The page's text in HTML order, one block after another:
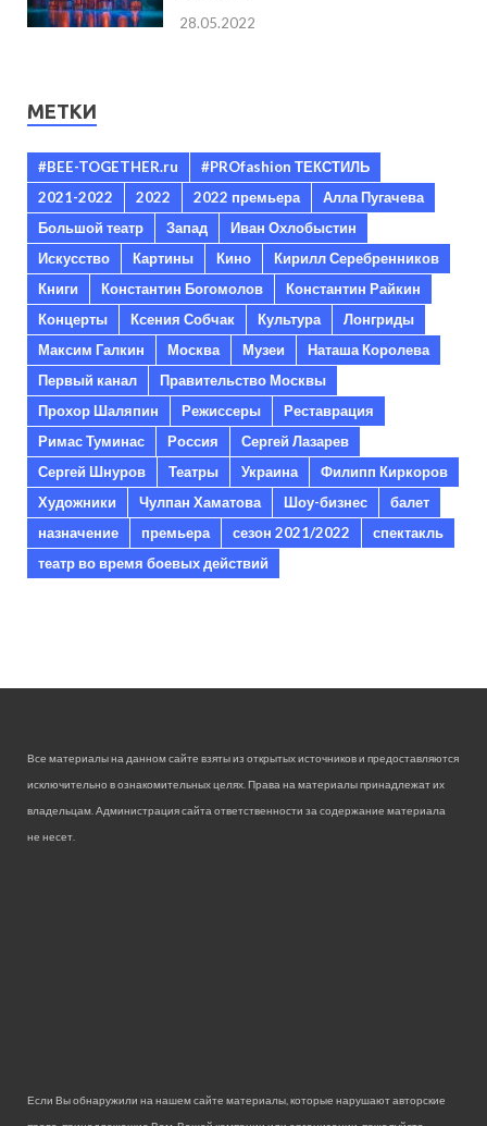
28.05.2022
МЕТКИ
#BEE-TOGETHER.ru
#PROfashion ТЕКСТИЛЬ
2021-2022
2022 2022 премьера
Алла Пугачева
Большой театр
Запад
Иван Охлобыстин
Искусство
Картины Кино
Кирилл Серебренников
Книги
Константин Богомолов
Константин Райкин
Концерты
Ксения Собчак Культура
Лонгриды
Максим Галкин
Москва Музеи
Наташа Королева
Первый канал
Правительство Москвы
Прохор Шаляпин
Режиссеры
Реставрация
Римас Туминас
Россия
Сергей Лазарев
Сергей Шнуров
Театры Украина
Филипп Киркоров
Художники
Чулпан Хаматова Шоу-бизнес
балет
назначение
премьера сезон 2021/2022
спектакль
театр во время боевых действий
Все материалы на данном сайте взяты из открытых источников и предоставляются
исключительно в ознакомительных целях. Права на материалы принадлежат их
владельцам. Администрация сайта ответственности за содержание материала
не несет.
Если Вы обнаружили на нашем сайте материалы, которые нарушают авторские